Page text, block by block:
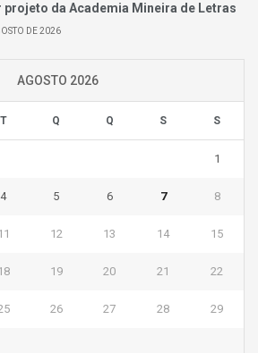
projeto da Academia Mineira de Letras
DE 2026
AGOSTO 2026
T Q Q S S
1
4 5 6 7 8
12 13 14 15
19 20 21 22
26 27 28 29